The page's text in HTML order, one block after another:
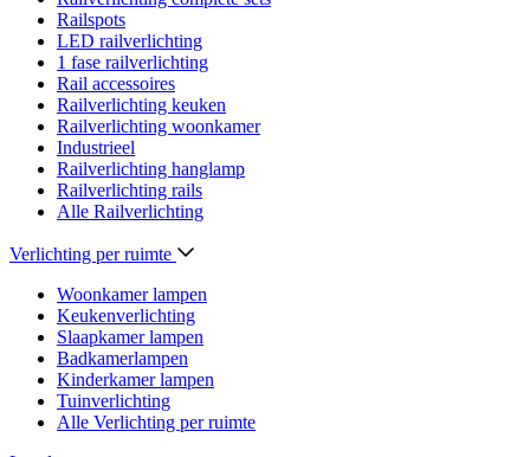
Railspots
LED railverlichting
1 fase railverlichting
Rail accessoires
Railverlichting keuken
Railverlichting woonkamer
Industrieel
Railverlichting hanglamp
Railverlichting rails
Alle Railverlichting
Verlichting per ruimte
Woonkamer lampen
Keukenverlichting
Slaapkamer lampen
Badkamerlampen
Kinderkamer lampen
Tuinverlichting
Alle Verlichting per ruimte